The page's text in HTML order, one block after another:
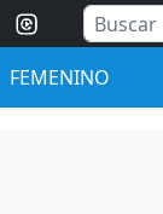
FEMENINO